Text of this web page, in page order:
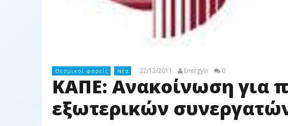
Θεσμικοί φορείς Νέα 22/12/2011 EnergyIn 0
ΚΑΠΕ: Ανακοίνωση για
εξωτερικών